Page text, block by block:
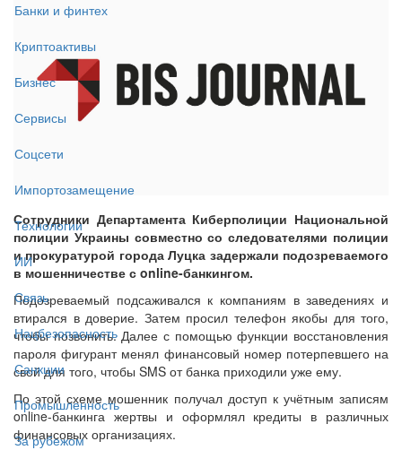
Банки и финтех
Криптоактивы
Бизнес
Сервисы
Соцсети
Импортозамещение
Технологии
ИИ
Связь
Нацбезопасность
Санкции
Промышленность
За рубежом
Сотрудники Департамента Киберполиции Национальной
полиции Украины совместно со следователями полиции
и прокуратурой города Луцка задержали подозреваемого
в мошенничестве с online-банкингом.
Подозреваемый подсаживался к компаниям в заведениях и
втирался в доверие. Затем просил телефон якобы для того,
чтобы позвонить. Далее с помощью функции восстановления
пароля фигурант менял финансовый номер потерпевшего на
свой для того, чтобы SMS от банка приходили уже ему.
По этой схеме мошенник получал доступ к учётным записям
online-банкинга жертвы и оформлял кредиты в различных
финансовых организациях.